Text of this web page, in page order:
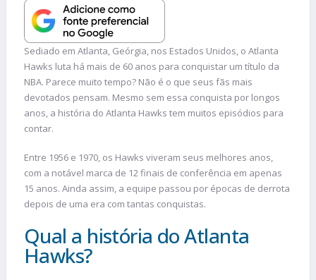
Sediado em Atlanta, Geórgia, nos Estados Unidos, o Atlanta
Hawks luta há mais de 60 anos para conquistar um título da
NBA. Parece muito tempo? Não é o que seus fãs mais
devotados pensam. Mesmo sem essa conquista por longos
anos, a história do Atlanta Hawks tem muitos episódios para
contar.
Entre 1956 e 1970, os Hawks viveram seus melhores anos,
com a notável marca de 12 finais de conferência em apenas
15 anos. Ainda assim, a equipe passou por épocas de derrota
depois de uma era com tantas conquistas.
Qual a história do Atlanta
Hawks?